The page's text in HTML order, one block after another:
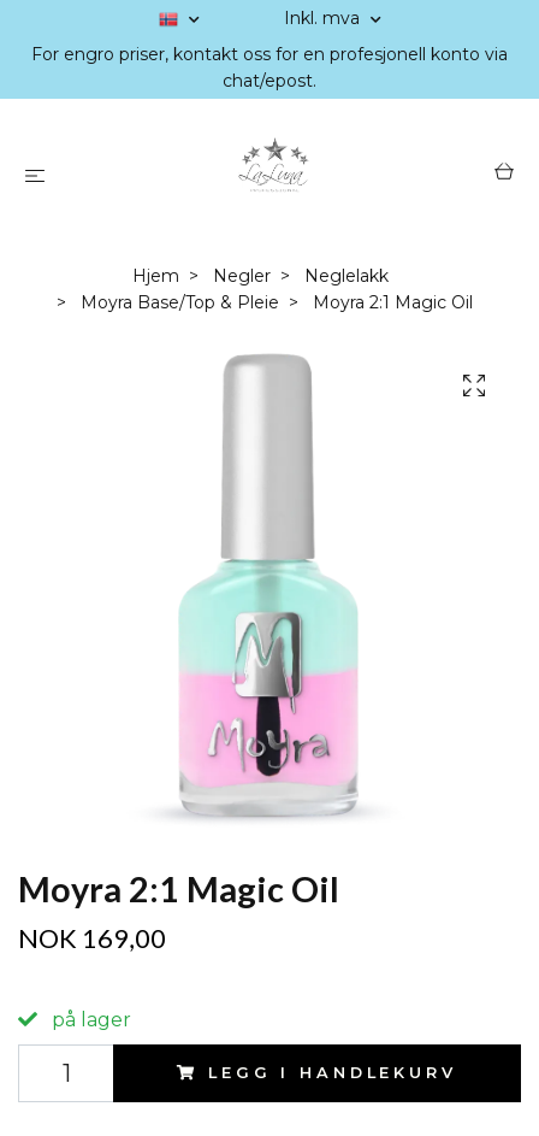
Inkl. mva
For engro priser, kontakt oss for en profesjonell konto via
chat/epost.
Hjem Negler
Neglelakk
Moyra Base/Top & Pleie
Moyra 2:1 Magic Oil
Moyra 2:1 Magic Oil
NOK 169,00
på lager
LEGG I HANDLEKURV